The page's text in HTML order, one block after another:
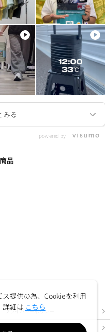
powered by
品
プライバシーポリシー
提供の為、Cookieを利用
詳細は こちら